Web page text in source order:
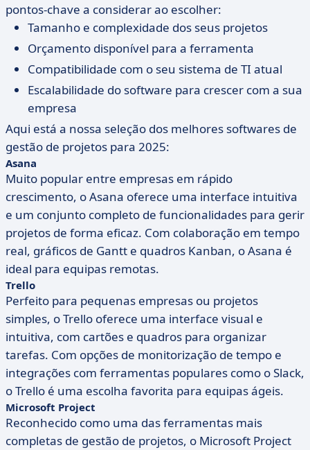
pontos-chave a considerar ao escolher:
Tamanho e complexidade dos seus projetos
Orçamento disponível para a ferramenta
Compatibilidade com o seu sistema de TI atual
Escalabilidade do software para crescer com a sua
empresa
Aqui está a nossa seleção dos melhores softwares de
gestão de projetos para 2025:
Asana
Muito popular entre empresas em rápido
crescimento, o Asana oferece uma interface intuitiva
e um conjunto completo de funcionalidades para gerir
projetos de forma eficaz. Com colaboração em tempo
real, gráficos de Gantt e quadros Kanban, o Asana é
ideal para equipas remotas.
Trello
Perfeito para pequenas empresas ou projetos
simples, o Trello oferece uma interface visual e
intuitiva, com cartões e quadros para organizar
tarefas. Com opções de monitorização de tempo e
integrações com ferramentas populares como o Slack,
o Trello é uma escolha favorita para equipas ágeis.
Microsoft Project
Reconhecido como uma das ferramentas mais
completas de gestão de projetos, o Microsoft Project